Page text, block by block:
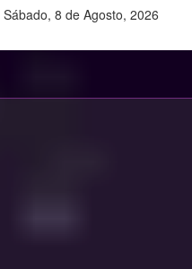
Sábado, 8 de Agosto, 2026